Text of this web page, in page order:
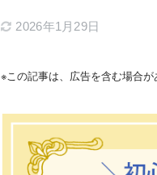
2026年1月29日
※この記事は、広告を含む場合が